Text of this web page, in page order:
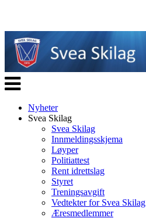
Veksle
navigasjon
Nyheter
Svea Skilag
Svea Skilag
Innmeldingsskjema
Løyper
Politiattest
Rent idrettslag
Styret
Treningsavgift
Vedtekter for Svea Skilag
Æresmedlemmer